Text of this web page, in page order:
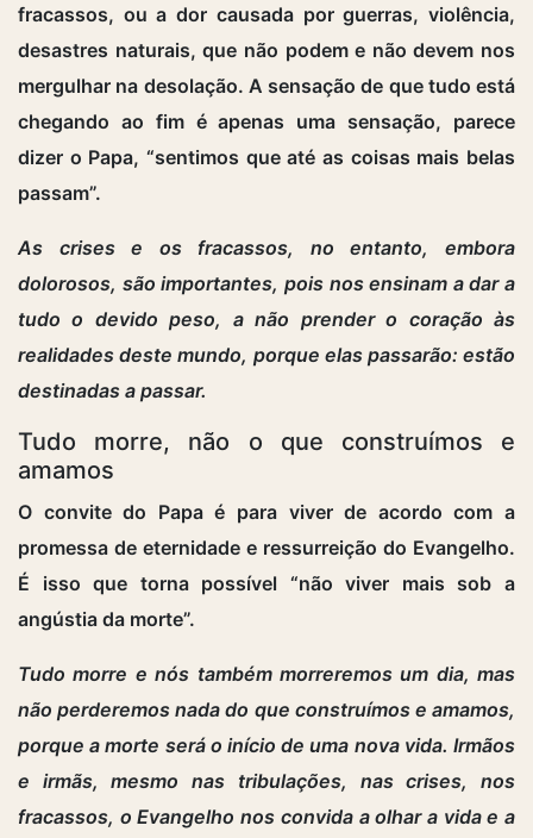
fracassos, ou a dor causada por guerras, violência,
desastres naturais, que não podem e não devem nos
mergulhar na desolação. A sensação de que tudo está
chegando ao fim é apenas uma sensação, parece
dizer o Papa, “sentimos que até as coisas mais belas
passam”.
As crises e os fracassos, no entanto, embora
dolorosos, são importantes, pois nos ensinam a dar a
tudo o devido peso, a não prender o coração às
realidades deste mundo, porque elas passarão: estão
destinadas a passar.
Tudo morre, não o que construímos e
amamos
O convite do Papa é para viver de acordo com a
promessa de eternidade e ressurreição do Evangelho.
É isso que torna possível “não viver mais sob a
angústia da morte”.
Tudo morre e nós também morreremos um dia, mas
não perderemos nada do que construímos e amamos,
porque a morte será o início de uma nova vida. Irmãos
e irmãs, mesmo nas tribulações, nas crises, nos
fracassos, o Evangelho nos convida a olhar a vida e a